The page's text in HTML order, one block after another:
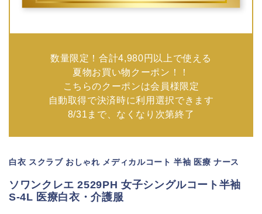
数量限定！合計4,980円以上で使える
夏物お買い物クーポン！！
こちらのクーポンは会員様限定
自動取得で決済時に利用選択できます
8/31まで、なくなり次第終了
白衣 スクラブ おしゃれ メディカルコート 半袖 医療 ナース
ソワンクレエ 2529PH 女子シングルコート半袖
S-4L 医療白衣・介護服